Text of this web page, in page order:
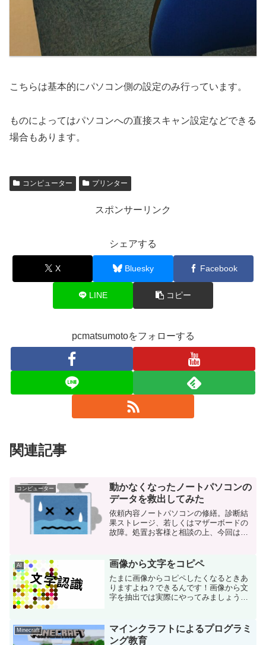
こちらは基本的にパソコン側の設定のみ行っています。
ものによってはパソコンへの直接スキャン設定などできる
場合もあります。
コンピューター プリンター
スポンサーリンク
シェアする
X Bluesky Facebook
LINE コピー
pcmatsumotoをフォローする
関連記事
コンピューター
動かなくなったノートパソコンの
データを救出してみた
依頼内容ノートパソコンの修繕。診断結
果ストレージ、若しくはマザーボードの
故障。処置お客様と相談の上、今回はデ
料金当店おなじみの価格設定は他所様か
らパクる方式で「パソコン...
AI 画像から文字をコピペ
たまに画像からコピペしたくなるときあ
りますよね？できるんです！画像から文
字を抽出では実際にやってみましょう。
所々誤字脱字はあるもののかなりの精度
ですね。コピペし...
Minecraft
マインクラフトによるプログラミ
ング教育